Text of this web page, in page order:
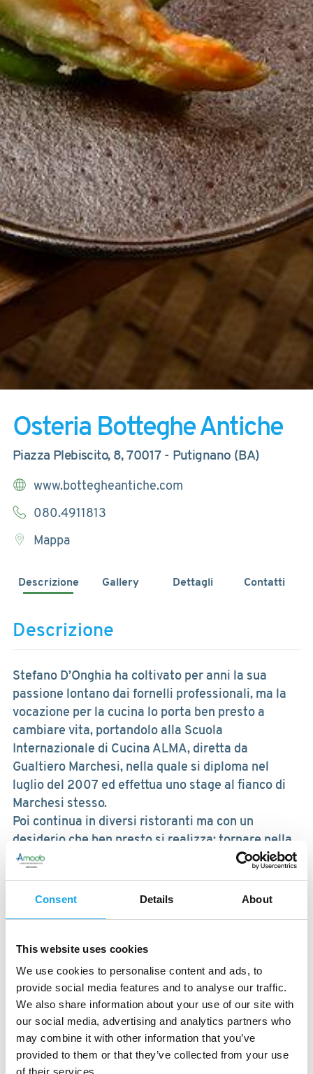
Consent Details About
This website uses cookies
We use cookies to personalise content and ads, to
provide social media features and to analyse our traffic.
We also share information about your use of our site with
our social media, advertising and analytics partners who
may combine it with other information that you’ve
provided to them or that they’ve collected from your use
of their services.
Osteria Botteghe Antiche
Piazza Plebiscito, 8, 70017 - Putignano (BA)
www.bottegheantiche.com
080.4911813
Mappa
Descrizione Gallery Dettagli Contatti
Descrizione
Stefano D’Onghia ha coltivato per anni la sua
passione lontano dai fornelli professionali, ma la
vocazione per la cucina lo porta ben presto a
cambiare vita, portandolo alla Scuola
Internazionale di Cucina ALMA, diretta da
Gualtiero Marchesi, nella quale si diploma nel
luglio del 2007 ed effettua uno stage al fianco di
Marchesi stesso.
Poi continua in diversi ristoranti ma con un
desiderio che ben presto si realizza: tornare nella
sua Putignano per dare vita alla sua osteria,
Un luogo dove si respira aria di casa, di
all’XI secolo, dove si arriva percorrendo strade
piene di piccole botteghe artigiane, ha trovato lo
spazio per la sua osteria: un microcosmo dell’Italia
più autentica, come lo è lui, con il suo modo di fare,
sbrigativo se c’è da correre ma mai distante dal
piacere di conversare con l’ospite, raccontargli di
questo territorio bellissimo, del borgo di